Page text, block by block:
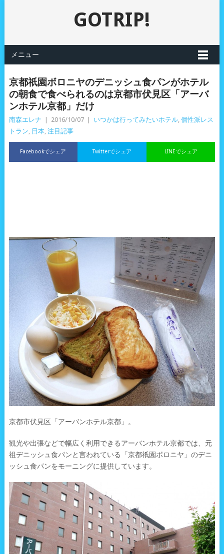
GOTRIP!
メニュー
京都祇園ボロニヤのデニッシュ食パンがホテル
の朝食で食べられるのは京都市伏見区「アーバ
ンホテル京都」だけ
南森エレナ 2016/10/07 いつかは行ってみたいホテル, 個性派レス
トラン, 日本, 注目記事
Facebookでシェア LINEでシェア
Twitterでシェア
京都市伏見区「アーバンホテル京都」。
観光や出張などで幅広く利用できるアーバンホテル京都では、元
祖デニッシュ食パンと言われている「京都祇園ボロニヤ」のデニ
ッシュ食パンをモーニングに提供しています。